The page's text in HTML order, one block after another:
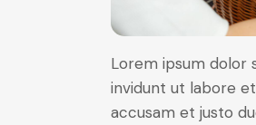
Lorem ipsum dolor
invidunt ut labore
accusam et justo